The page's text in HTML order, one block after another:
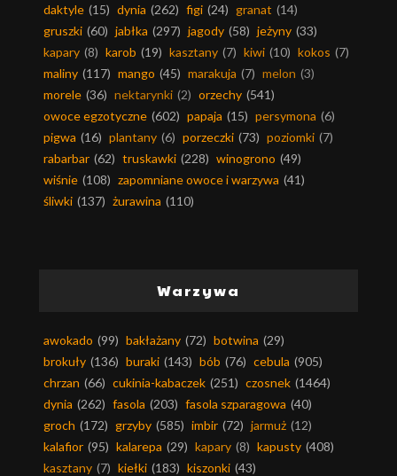
daktyle (15) dynia (262) figi (24) granat (14)
gruszki (60) jabłka (297) jagody (58) jeżyny (33)
kapary (8) karob (19) kasztany (7) kiwi (10) kokos (7)
maliny (117) mango (45) marakuja (7) melon (3)
morele (36) nektarynki (2) orzechy (541)
owoce egzotyczne (602) papaja (15) persymona (6)
pigwa (16) plantany (6) porzeczki (73) poziomki (7)
rabarbar (62) truskawki (228) winogrono (49)
wiśnie (108) zapomniane owoce i warzywa (41)
śliwki (137) żurawina (110)
Warzywa
awokado (99) bakłażany (72) botwina (29)
brokuły (136) buraki (143) bób (76) cebula (905)
chrzan (66) cukinia-kabaczek (251) czosnek (1464)
dynia (262) fasola (203) fasola szparagowa (40)
groch (172) grzyby (585) imbir (72) jarmuż (12)
kalafior (95) kalarepa (29) kapary (8) kapusty (408)
kasztany (7) kiełki (183) kiszonki (43)